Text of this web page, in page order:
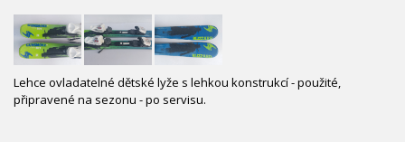
Lehce ovladatelné dětské lyže s lehkou konstrukcí - použité,
připravené na sezonu - po servisu.